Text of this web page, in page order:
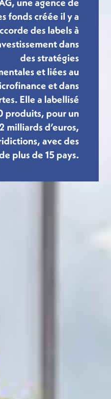
fonds créée il y a
des labels à
dans
des stratégies
et liées au
et dans
Elle a labellisé
produits, pour un
milliards d’euros,
avec des
plus de 15 pays.